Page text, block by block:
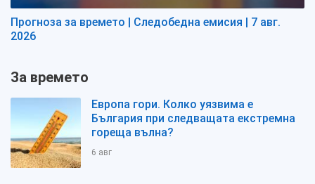
Прогноза за времето | Следобедна емисия | 7 авг.
2026
За времето
Европа гори. Колко уязвима е
България при следващата екстремна
гореща вълна?
6 авг